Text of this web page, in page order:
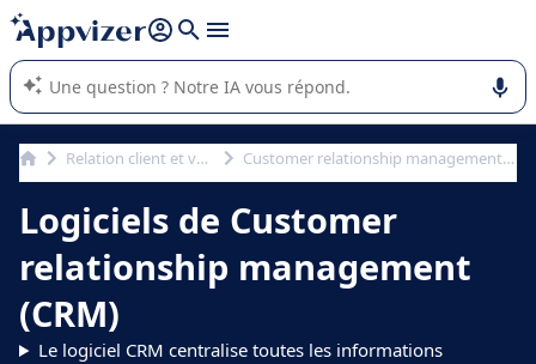
répondre (plusieurs lignes avec
L'IA de Appvizer vous guide dans l'utilisation ou la sélection de
logiciel SaaS en entreprise.
Relation client et vente Customer relationship management (CRM)
Logiciels de Customer
relationship management
(CRM)
Le logiciel CRM centralise toutes les informations